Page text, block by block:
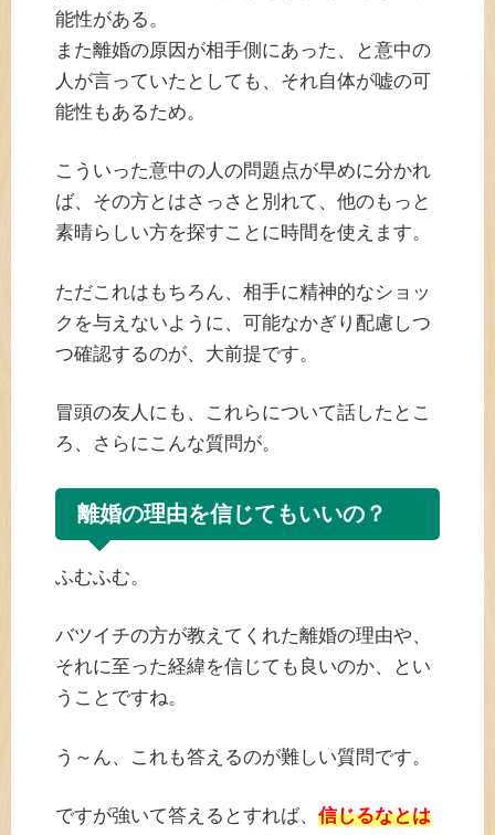
能性がある。
また離婚の原因が相手側にあった、と意中の
人が言っていたとしても、それ自体が嘘の可
能性もあるため。
こういった意中の人の問題点が早めに分かれ
ば、その方とはさっさと別れて、他のもっと
素晴らしい方を探すことに時間を使えます。
ただこれはもちろん、相手に精神的なショッ
クを与えないように、可能なかぎり配慮しつ
つ確認するのが、大前提です。
冒頭の友人にも、これらについて話したとこ
ろ、さらにこんな質問が。
離婚の理由を信じてもいいの？
ふむふむ。
バツイチの方が教えてくれた離婚の理由や、
それに至った経緯を信じても良いのか、とい
うことですね。
う～ん、これも答えるのが難しい質問です。
ですが強いて答えるとすれば、 信じるなとは